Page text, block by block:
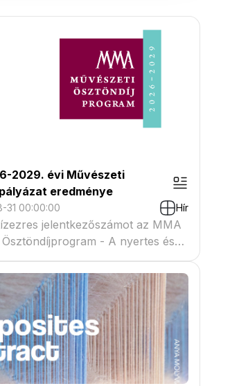
2029. évi Művészeti
eredménye
31 00:00:00 Hír
jelentkezőszámot az MMA
- A nyertes és
pályázók névsora megtekinthető